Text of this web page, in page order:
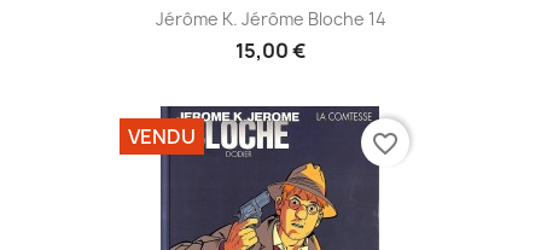
Jérôme K. Jérôme Bloche 14
15,00 €
VENDU favorite_border